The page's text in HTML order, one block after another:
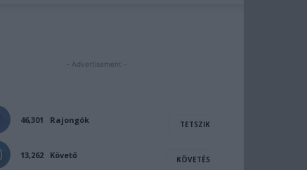
- Advertisement -
46,301 Rajongók TETSZIK
13,262 Követő KÖVETÉS